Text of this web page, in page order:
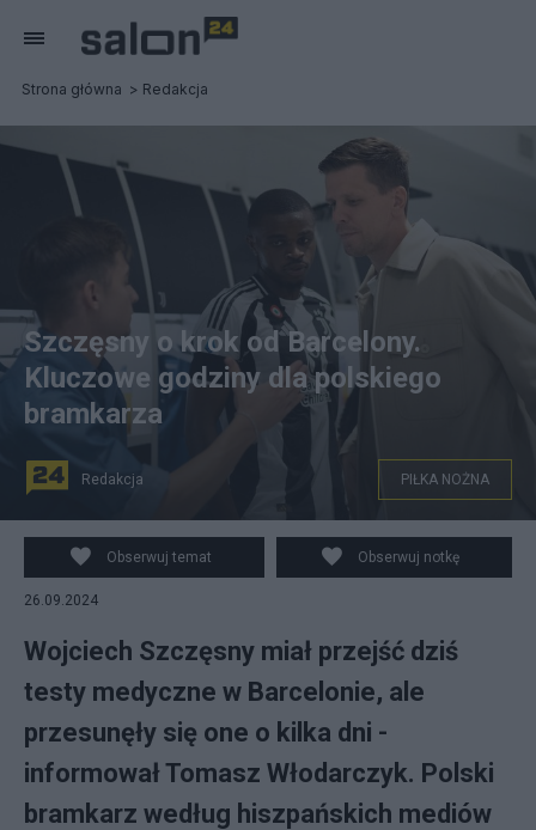
Strona główna Redakcja
Szczęsny o krok od Barcelony.
Kluczowe godziny dla polskiego
bramkarza
Redakcja PIŁKA NOŻNA
Obserwuj temat Obserwuj notkę
26.09.2024
Wojciech Szczęsny miał przejść dziś
testy medyczne w Barcelonie, ale
przesunęły się one o kilka dni -
informował Tomasz Włodarczyk. Polski
bramkarz według hiszpańskich mediów